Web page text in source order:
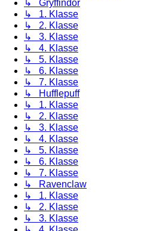
↳ Gryffindor
↳ 1. Klasse
↳ 2. Klasse
↳ 3. Klasse
↳ 4. Klasse
↳ 5. Klasse
↳ 6. Klasse
↳ 7. Klasse
↳ Hufflepuff
↳ 1. Klasse
↳ 2. Klasse
↳ 3. Klasse
↳ 4. Klasse
↳ 5. Klasse
↳ 6. Klasse
↳ 7. Klasse
↳ Ravenclaw
↳ 1. Klasse
↳ 2. Klasse
↳ 3. Klasse